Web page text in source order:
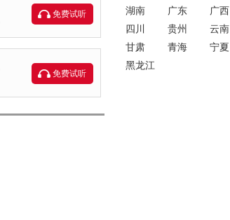
免费试听
免费试听
湖南
广东 广西
四川
贵州 云南
甘肃
青海 宁夏
黑龙江